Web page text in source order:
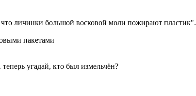
личинки большой восковой моли пожирают пластик".
пакетами
угадай, кто был измельчён?